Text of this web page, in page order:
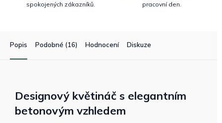
spokojených zákazníků.
pracovní den.
Popis Podobné (16) Hodnocení Diskuze
Designový květináč s elegantním
betonovým vzhledem